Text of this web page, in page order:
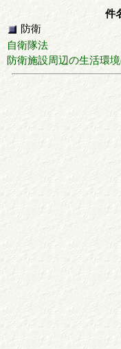
件
防衛
自衛隊法
防衛施設周辺の生活環